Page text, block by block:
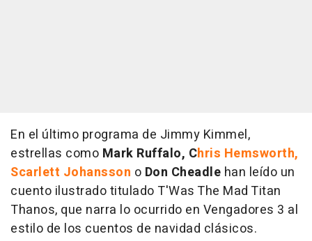
En el último programa de Jimmy Kimmel,
estrellas como Mark Ruffalo, Chris Hemsworth,
Scarlett Johansson o Don Cheadle han leído un
cuento ilustrado titulado T'Was The Mad Titan
Thanos, que narra lo ocurrido en Vengadores 3 al
estilo de los cuentos de navidad clásicos.